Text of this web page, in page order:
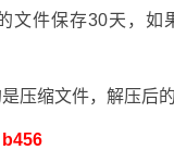
文件保存30天，如
压缩文件，解压后